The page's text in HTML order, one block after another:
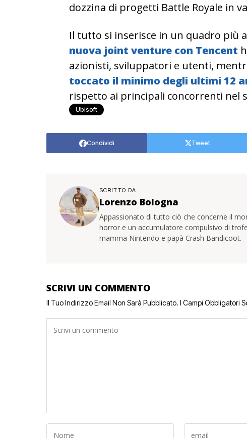
dozzina di progetti Battle Royale in
Il tutto si inserisce in un quadro più
nuova joint venture con Tencent
azionisti, sviluppatori e utenti,
toccato il minimo degli ultimi 12
rispetto ai principali concorrenti nel
Ubisoft
Condividi Tweet
SCRITTO DA
Lorenzo Bologna
Appassionato di tutto ciò che concerne il
horror e un accumulatore compulsivo di
mamma Nintendo e papà Crash Bandicoot.
SCRIVI UN COMMENTO
Il Tuo Indirizzo Email Non Sarà Pubblicato. I Campi Obbligatori